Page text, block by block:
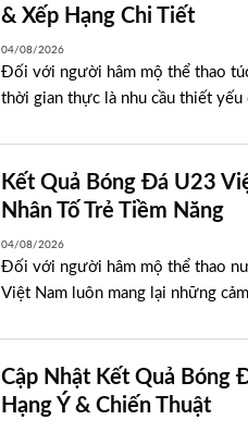
& Xếp Hạng Chi Tiết
04/08/2026
Đối với người hâm mộ thể thao
thời gian thực là nhu cầu thiết yếu
Kết Quả Bóng Đá U23
Nhân Tố Trẻ Tiềm Năng
04/08/2026
Đối với người hâm mộ thể thao
Việt Nam luôn mang lại những
Cập Nhật Kết Quả Bóng
Hạng Ý & Chiến Thuật